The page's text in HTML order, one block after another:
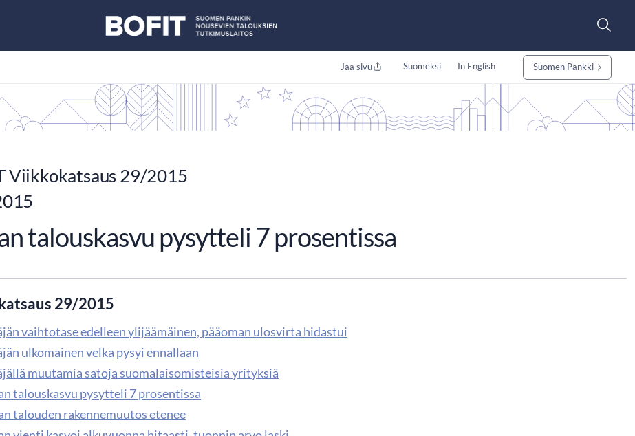
Jaa sivu Suomeksi In English Suomen Pankki
Viikkokatsaus 29/2015
talouskasvu pysytteli 7 prosentissa
29/2015
vaihtotase edelleen ylijäämäinen, pääoman ulosvirta hidastui
ulkomainen velka pysyi ennallaan
muutamia satoja suomalaisomisteisia yrityksiä
talouskasvu pysytteli 7 prosentissa
talouden rakennemuutos etenee